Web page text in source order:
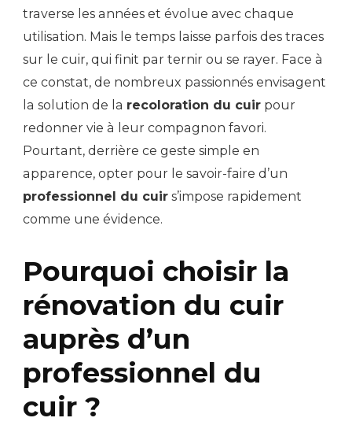
traverse les années et évolue avec chaque
utilisation. Mais le temps laisse parfois des traces
sur le cuir, qui finit par ternir ou se rayer. Face à
ce constat, de nombreux passionnés envisagent
la solution de la recoloration du cuir pour
redonner vie à leur compagnon favori.
Pourtant, derrière ce geste simple en
apparence, opter pour le savoir-faire d’un
professionnel du cuir s’impose rapidement
comme une évidence.
Pourquoi choisir la
rénovation du cuir
auprès d’un
professionnel du
cuir ?